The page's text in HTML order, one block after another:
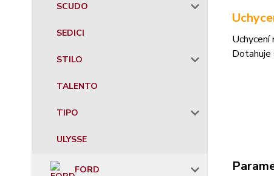
SCUDO
SEDICI
STILO
TALENTO
TIPO
ULYSSE
FORD
Dotahuje